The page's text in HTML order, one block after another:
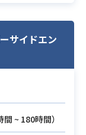
理解しバラ
いただきま
発者を率い
するBacken
サイドエン
間 ~ 180時間）